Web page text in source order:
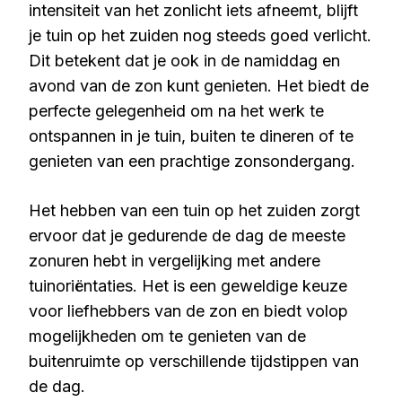
intensiteit van het zonlicht iets afneemt, blijft
je tuin op het zuiden nog steeds goed verlicht.
Dit betekent dat je ook in de namiddag en
avond van de zon kunt genieten. Het biedt de
perfecte gelegenheid om na het werk te
ontspannen in je tuin, buiten te dineren of te
genieten van een prachtige zonsondergang.
Het hebben van een tuin op het zuiden zorgt
ervoor dat je gedurende de dag de meeste
zonuren hebt in vergelijking met andere
tuinoriëntaties. Het is een geweldige keuze
voor liefhebbers van de zon en biedt volop
mogelijkheden om te genieten van de
buitenruimte op verschillende tijdstippen van
de dag.